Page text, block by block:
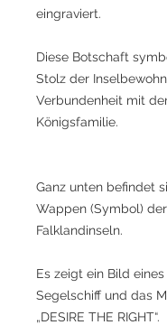
eingraviert.
Diese Botschaft
Stolz der
Verbundenheit mit
Königsfamilie.
Ganz unten befindet
Wappen (Symbol) der
Falklandinseln.
Es zeigt ein Bild
Segelschiff und das
„DESIRE THE RIGHT“.